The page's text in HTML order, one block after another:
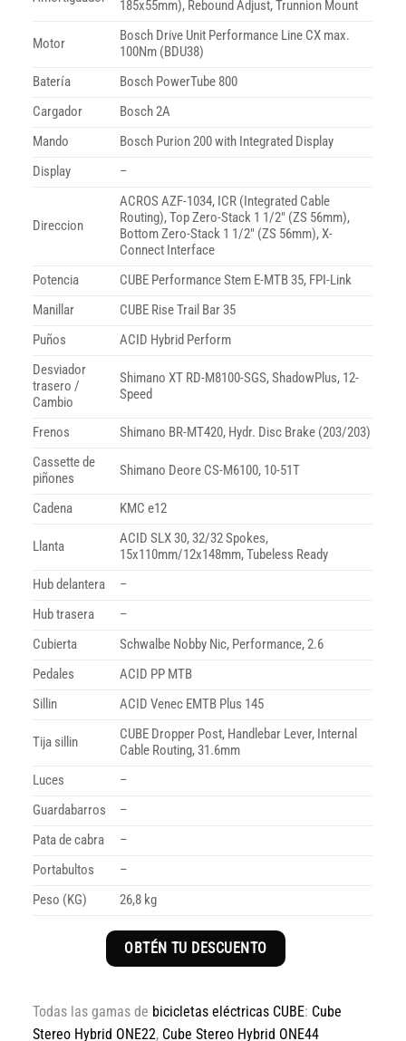
185x55mm), Rebound Adjust, Trunnion Mount
Motor
Bosch Drive Unit Performance Line CX max.
100Nm (BDU38)
Batería
Bosch PowerTube 800
Cargador
Bosch 2A
Mando
Bosch Purion 200 with Integrated Display
Display
–
Direccion
ACROS AZF-1034, ICR (Integrated Cable
Routing), Top Zero-Stack 1 1/2″ (ZS 56mm),
Bottom Zero-Stack 1 1/2″ (ZS 56mm), X-
Connect Interface
Potencia
CUBE Performance Stem E-MTB 35, FPI-Link
Manillar
CUBE Rise Trail Bar 35
Puños
ACID Hybrid Perform
Desviador
trasero /
Cambio
Shimano XT RD-M8100-SGS, ShadowPlus, 12-
Speed
Frenos
Shimano BR-MT420, Hydr. Disc Brake (203/203)
Cassette de
piñones
Shimano Deore CS-M6100, 10-51T
Cadena KMC e12
Llanta
ACID SLX 30, 32/32 Spokes,
15x110mm/12x148mm, Tubeless Ready
Hub delantera
–
Hub trasera
–
Cubierta
Schwalbe Nobby Nic, Performance, 2.6
Pedales
ACID PP MTB
Sillin
ACID Venec EMTB Plus 145
Tija sillin
CUBE Dropper Post, Handlebar Lever, Internal
Cable Routing, 31.6mm
Luces
–
Guardabarros
–
Pata de cabra
–
Portabultos
–
Peso (KG)
26,8 kg
OBTÉN TU DESCUENTO
Todas las gamas de bicicletas eléctricas CUBE: Cube
Stereo Hybrid ONE22, Cube Stereo Hybrid ONE44